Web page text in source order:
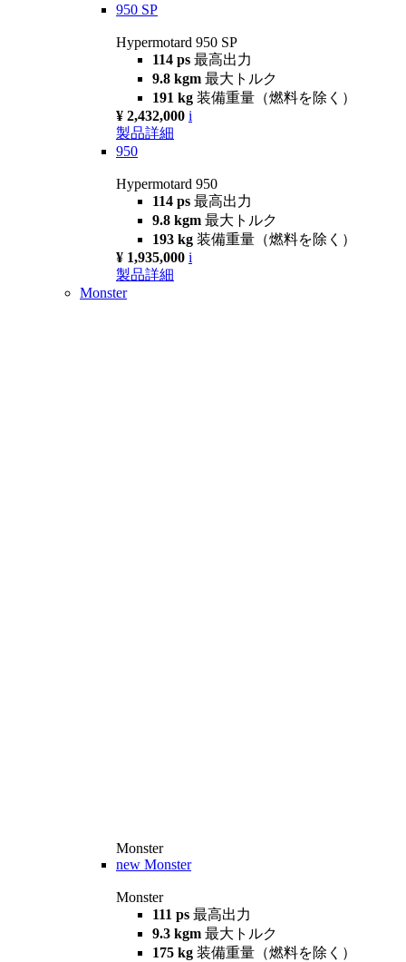
950 SP
Hypermotard 950 SP
114 ps 最高出力
9.8 kgm 最大トルク
191 kg 装備重量（燃料を除く）
¥ 2,432,000 i
製品詳細
950
Hypermotard 950
114 ps 最高出力
9.8 kgm 最大トルク
193 kg 装備重量（燃料を除く）
¥ 1,935,000 i
製品詳細
Monster
Monster
new Monster
Monster
111 ps 最高出力
9.3 kgm 最大トルク
175 kg 装備重量（燃料を除く）